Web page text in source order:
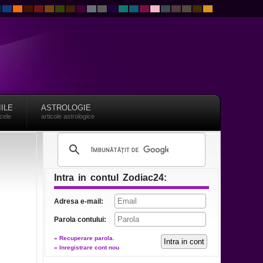
ASTROLOGIE
articole astrologice
Intra in contul Zodiac24:
Adresa e-mail:
Parola contului:
» Recuperare parola.
» Inregistrare cont nou